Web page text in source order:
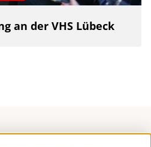
an der VHS Lübeck